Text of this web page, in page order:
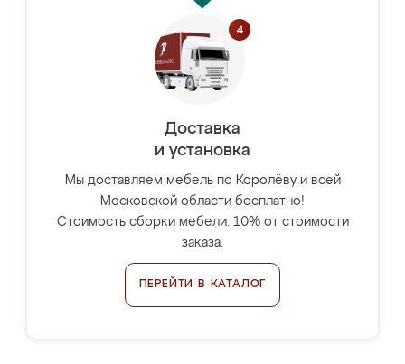
Доставка
и установка
Мы доставляем мебель по Королёву и всей
Московской области бесплатно!
Стоимость сборки мебели: 10% от стоимости
заказа.
ПЕРЕЙТИ В КАТАЛОГ